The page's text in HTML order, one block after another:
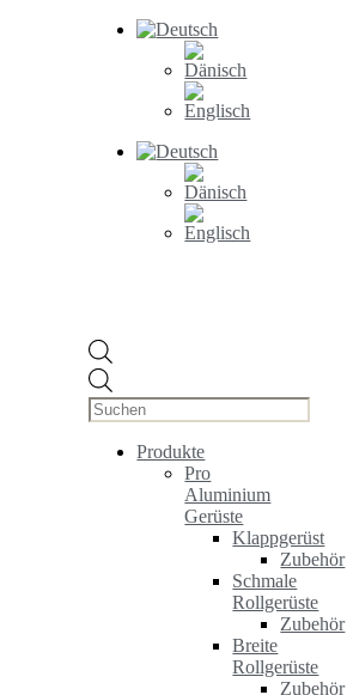
search
Produkte
Pro
Aluminium
Gerüste
Klappgerüst
Zubehör
Schmale
Rollgerüste
Zubehör
Breite
Rollgerüste
Zubehör